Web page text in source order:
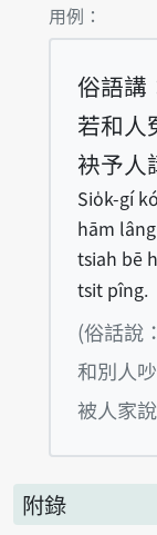
第1項釋義的
用例：
俗語講
若和人
袂予人
Sio̍k-gí
hām
tsiah bē
tsit pîng.
(俗話說
和別人
被人家
附錄